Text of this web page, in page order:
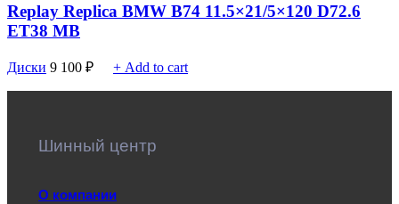
Replay Replica BMW B74 11.5×21/5×120 D72.6
ET38 MB
Диски 9 100 ₽ + Add to cart
Шинный центр
О компании